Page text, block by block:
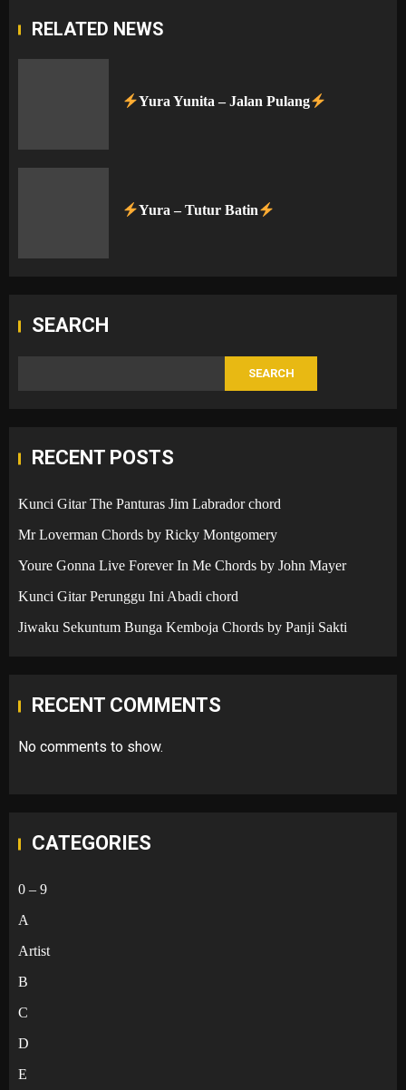
RELATED NEWS
Yura Yunita – Jalan Pulang
Yura – Tutur Batin
SEARCH
SEARCH
RECENT POSTS
Kunci Gitar The Panturas Jim Labrador chord
Mr Loverman Chords by Ricky Montgomery
Youre Gonna Live Forever In Me Chords by John Mayer
Kunci Gitar Perunggu Ini Abadi chord
Jiwaku Sekuntum Bunga Kemboja Chords by Panji Sakti
RECENT COMMENTS
No comments to show.
CATEGORIES
0 – 9
A
Artist
B
C
D
E